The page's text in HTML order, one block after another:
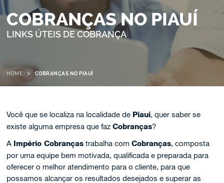
COBRANÇAS NO PIAUÍ
LINKS ÚTEIS DE COBRANÇA
HOME > COBRANÇAS NO PIAUÍ
Você que se localiza na localidade de Piauí, quer saber se
existe alguma empresa que fazCobranças?
A Império Cobranças trabalha comCobranças, composta
por uma equipe bem motivada, qualificada e preparada para
oferecer o melhor atendimento para o cliente, para que
possamos alcançar os resultados desejados e superar as